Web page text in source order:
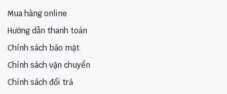
Mua hàng online
Hướng dẫn thanh toán
Chính sách bảo mật
Chính sách vận chuyển
Chính sách đổi trả